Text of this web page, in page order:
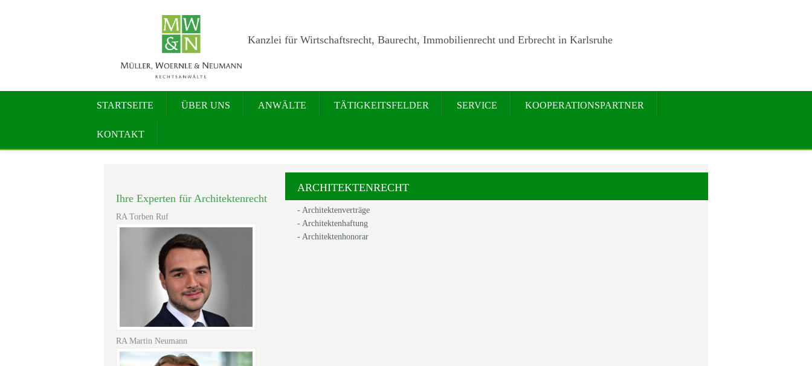
Kanzlei für Wirtschaftsrecht, Baurecht, Immobilienrecht und Erbrecht in Karlsruhe
STARTSEITE ÜBER UNS ANWÄLTE TÄTIGKEITSFELDER SERVICE KOOPERATIONSPARTNER
KONTAKT
ARCHITEKTENRECHT
- Architektenverträge
- Architektenhaftung
- Architektenhonorar
Ihre Experten für Architektenrecht
RA Torben Ruf
RA Martin Neumann